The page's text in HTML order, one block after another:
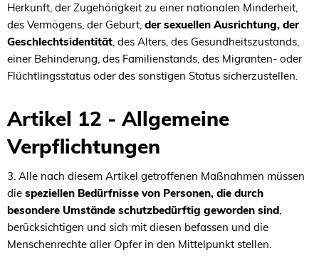
Herkunft, der Zugehörigkeit zu einer nationalen Minderheit,
des Vermögens, der Geburt, der sexuellen Ausrichtung, der
Geschlechtsidentität, des Alters, des Gesundheitszustands,
einer Behinderung, des Familienstands, des Migranten- oder
Flüchtlingsstatus oder des sonstigen Status sicherzustellen.
Artikel 12 - Allgemeine
Verpflichtungen
3. Alle nach diesem Artikel getroffenen Maßnahmen müssen
die speziellen Bedürfnisse von Personen, die durch
besondere Umstände schutzbedürftig geworden sind,
berücksichtigen und sich mit diesen befassen und die
Menschenrechte aller Opfer in den Mittelpunkt stellen.